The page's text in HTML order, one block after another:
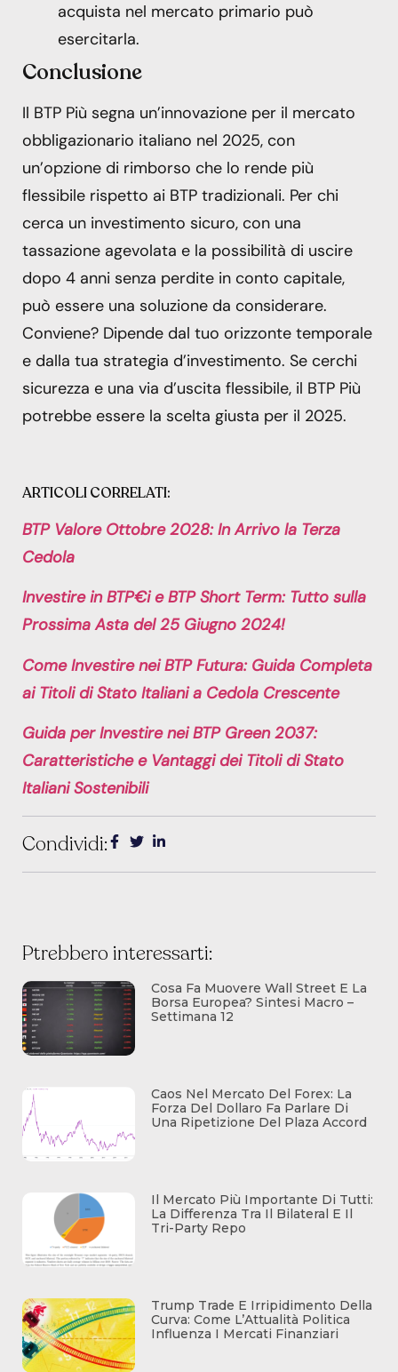
acquista nel mercato primario può
esercitarla.
Conclusione
Il BTP Più segna un’innovazione per il mercato
obbligazionario italiano nel 2025, con
un’opzione di rimborso che lo rende più
flessibile rispetto ai BTP tradizionali. Per chi
cerca un investimento sicuro, con una
tassazione agevolata e la possibilità di uscire
dopo 4 anni senza perdite in conto capitale,
può essere una soluzione da considerare.
Conviene? Dipende dal tuo orizzonte temporale
e dalla tua strategia d’investimento. Se cerchi
sicurezza e una via d’uscita flessibile, il BTP Più
potrebbe essere la scelta giusta per il 2025.
ARTICOLI CORRELATI:
BTP Valore Ottobre 2028: In Arrivo la Terza
Cedola
Investire in BTP€i e BTP Short Term: Tutto sulla
Prossima Asta del 25 Giugno 2024!
Come Investire nei BTP Futura: Guida Completa
ai Titoli di Stato Italiani a Cedola Crescente
Guida per Investire nei BTP Green 2037:
Caratteristiche e Vantaggi dei Titoli di Stato
Italiani Sostenibili
Condividi:
Ptrebbero interessarti:
Cosa Fa Muovere Wall Street E La
Borsa Europea? Sintesi Macro –
Settimana 12
Caos Nel Mercato Del Forex: La
Forza Del Dollaro Fa Parlare Di
Una Ripetizione Del Plaza Accord
Il Mercato Più Importante Di Tutti:
La Differenza Tra Il Bilateral E Il
Tri-Party Repo
Trump Trade E Irripidimento Della
Curva: Come L’Attualità Politica
Influenza I Mercati Finanziari